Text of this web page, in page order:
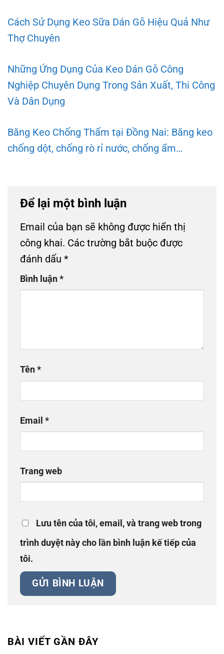
Cách Sử Dụng Keo Sữa Dán Gỗ Hiệu Quả Như
Thợ Chuyên
Những Ứng Dụng Của Keo Dán Gỗ Công
Nghiệp Chuyên Dụng Trong Sản Xuất, Thi Công
Và Dân Dụng
Băng Keo Chống Thấm tại Đồng Nai: Băng keo
chống dột, chống rò rỉ nước, chống ẩm…
Để lại một bình luận
Email của bạn sẽ không được hiển thị
công khai. Các trường bắt buộc được
đánh dấu *
Bình luận*
Tên*
Email *
Trang web
Lưu tên của tôi, email, và trang web trong
trình duyệt này cho lần bình luận kế tiếp của
tôi.
BÀI VIẾT GẦN ĐÂY